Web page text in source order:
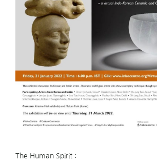
The Human Spirit :